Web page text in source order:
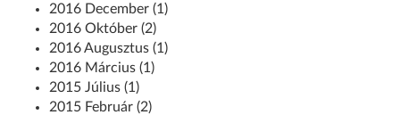
2016 December (1)
2016 Október (2)
2016 Augusztus (1)
2016 Március (1)
2015 Július (1)
2015 Február (2)